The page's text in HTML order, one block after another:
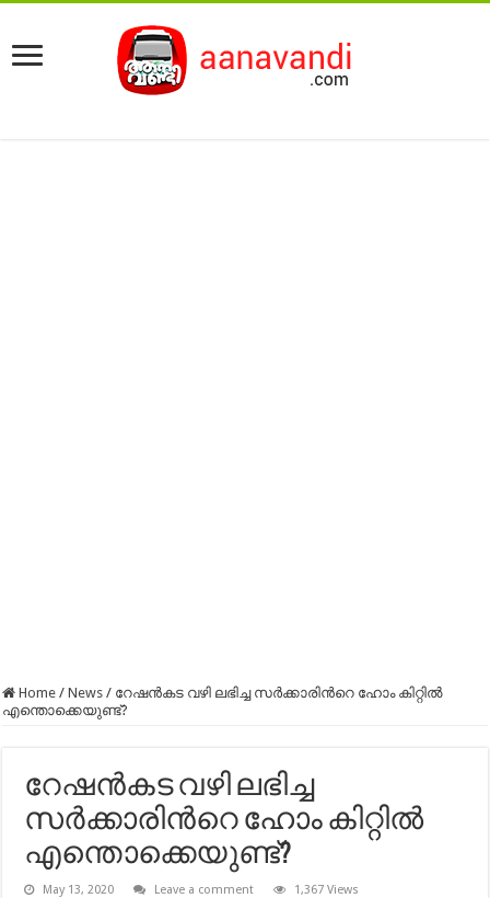
Home / News / റേഷന്‍കട വഴി ലഭിച്ച സര്‍ക്കാരിന്‍റെ ഹോം കിറ്റിൽ
എന്തൊക്കെയുണ്ട്?
റേഷന്‍കട വഴി ലഭിച്ച
സര്‍ക്കാരിന്‍റെ ഹോം കിറ്റിൽ
എന്തൊക്കെയുണ്ട്?
May 13, 2020 Leave a comment 1,367 Views